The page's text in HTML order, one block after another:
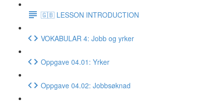
🇬🇧 LESSON INTRODUCTION
VOKABULAR 4: Jobb og yrker
Oppgave 04.01: Yrker
Oppgave 04.02: Jobbsøknad